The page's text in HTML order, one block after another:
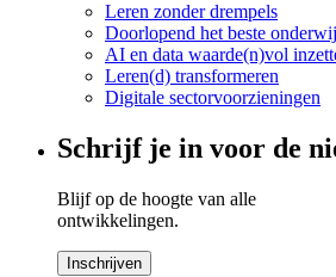
Leren zonder drempels
Doorlopend het beste
AI en data waarde(n)vol
Leren(d) transformeren
Digitale sectorvoorzieningen
Schrijf je in voor de
Blijf op de hoogte van alle
ontwikkelingen.
Inschrijven